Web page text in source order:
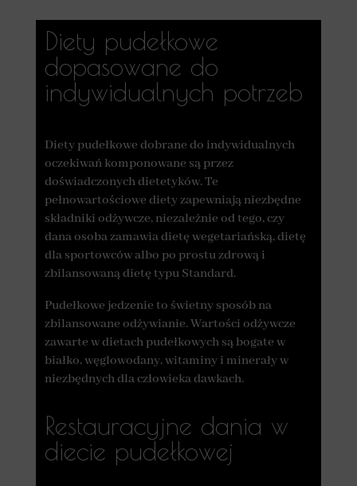
Diety pudełkowe
dopasowane do
indywidualnych potrzeb
Diety pudełkowe dobrane do indywidualnych
oczekiwań komponowane są przez
doświadczonych dietetyków. Te
pełnowartościowe diety zapewniają niezbędne
składniki odżywcze, niezależnie od tego, czy
dana osoba zamawia dietę wegetariańską, dietę
dla sportowców albo po prostu zdrową i
zbilansowaną dietę typu Standard.
Pudełkowe jedzenie to świetny sposób na
zbilansowane odżywianie. Wartości odżywcze
zawarte w dietach pudełkowych są bogate w
białko, węglowodany, witaminy i minerały w
niezbędnych dla człowieka dawkach.
Restauracyjne dania w
diecie pudełkowej